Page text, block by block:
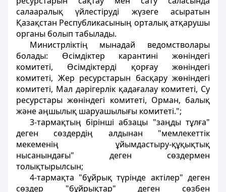
салааралық үйлестiрудi жүзеге асыратын
Қазақстан Республикасының орталық атқарушы
органы болып табылады.
Министрлiктiң мынадай ведомстволары
болады: Өсiмдiктер карантинi жөнiндегі
комитетi, Өсiмдiктердi қорғау жөніндегі
комитетi, Жер ресурстарын басқару жөніндегі
комитетi, Мал дәрiгерлiк қадағалау комитетi, Су
ресурстары жөніндегі комитетi, Орман, балық
және аңшылық шаруашылығы комитетi.";
3-тармақтың бiрiншi абзацы "заңды тұлға"
деген сөздердiң алдынан "мемлекеттік
мекеменiң ұйымдастыру-құқықтық
нысанындағы" деген сөздермен
толықтырылсын;
4-тармақта "бұйрық түрiнде актiлер" деген
сөздер "бұйрықтар" деген сөзбен